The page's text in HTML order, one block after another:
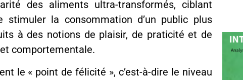
des aliments ultra-transformés, ciblant
la consommation d’un public plus
à des notions de plaisir, de praticité et de
comportementale.
le « point de félicité », c’est-à-dire le niveau